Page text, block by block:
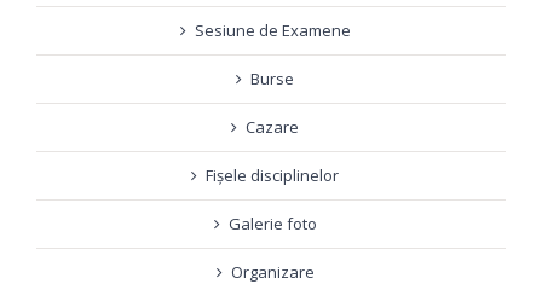
Sesiune de Examene
Burse
Cazare
Fișele disciplinelor
Galerie foto
Organizare